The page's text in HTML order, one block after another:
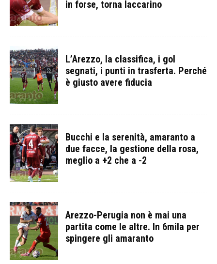
in forse, torna Iaccarino
L’Arezzo, la classifica, i gol
segnati, i punti in trasferta. Perché
è giusto avere fiducia
Bucchi e la serenità, amaranto a
due facce, la gestione della rosa,
meglio a +2 che a -2
Arezzo-Perugia non è mai una
partita come le altre. In 6mila per
spingere gli amaranto